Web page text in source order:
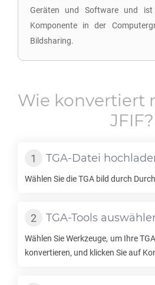
Geräten und Software und
Komponente in der
Bildsharing.
Wie konvertiert
JFIF?
TGA-Datei
Wählen Sie dieTGA bild durch
TGA-Tools
Wählen Sie Werkzeuge, um IhreTGA
konvertieren, und klicken Sie auf